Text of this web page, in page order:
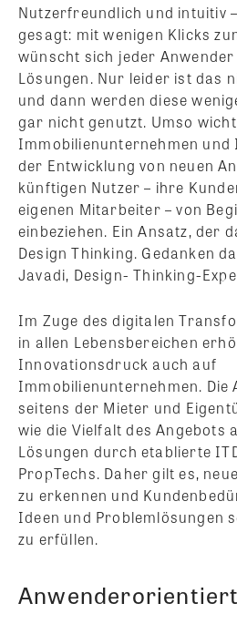
Nutzerfreundlich und intuitiv
gesagt: mit wenigen Klicks
wünscht sich jeder
Lösungen. Nur leider ist das
und dann werden diese
gar nicht genutzt. Umso
Immobilienunternehmen und
der Entwicklung von neuen
künftigen Nutzer – ihre
eigenen Mitarbeiter – von
einbeziehen. Ein Ansatz, der
Design Thinking. Gedanken
Javadi, Design- Thinking-
Im Zuge des digitalen
in allen Lebensbereichen
Innovationsdruck auch auf
Immobilienunternehmen. Die
seitens der Mieter und
wie die Vielfalt des Angebots
Lösungen durch etablierte
PropTechs. Daher gilt es,
zu erkennen und
Ideen und Problemlösungen
zu erfüllen.
Anwenderorientiert